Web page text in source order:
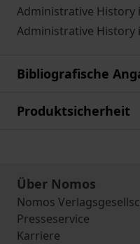
Administrative History
Administrative History
Bibliografische
Produktsicherheit
Über Nomos
Nomos
Presseservice
Karriere